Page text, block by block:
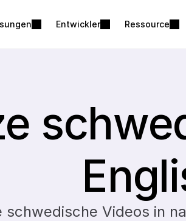
Entwickler Ressource
schwedische Videos in